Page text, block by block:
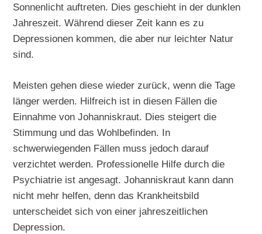
Sonnenlicht auftreten. Dies geschieht in der dunklen
Jahreszeit. Während dieser Zeit kann es zu
Depressionen kommen, die aber nur leichter Natur
sind.
Meisten gehen diese wieder zurück, wenn die Tage
länger werden. Hilfreich ist in diesen Fällen die
Einnahme von Johanniskraut. Dies steigert die
Stimmung und das Wohlbefinden. In
schwerwiegenden Fällen muss jedoch darauf
verzichtet werden. Professionelle Hilfe durch die
Psychiatrie ist angesagt. Johanniskraut kann dann
nicht mehr helfen, denn das Krankheitsbild
unterscheidet sich von einer jahreszeitlichen
Depression.